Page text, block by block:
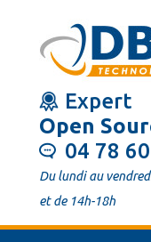
principal
Expert
Open
04 78
Du lundi au
et de 14h-18h